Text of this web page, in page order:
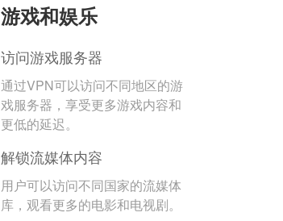
游戏和娱乐
访问游戏服务器
通过VPN可以访问不同地区的游
戏服务器，享受更多游戏内容和
更低的延迟。
解锁流媒体内容
用户可以访问不同国家的流媒体
库，观看更多的电影和电视剧。